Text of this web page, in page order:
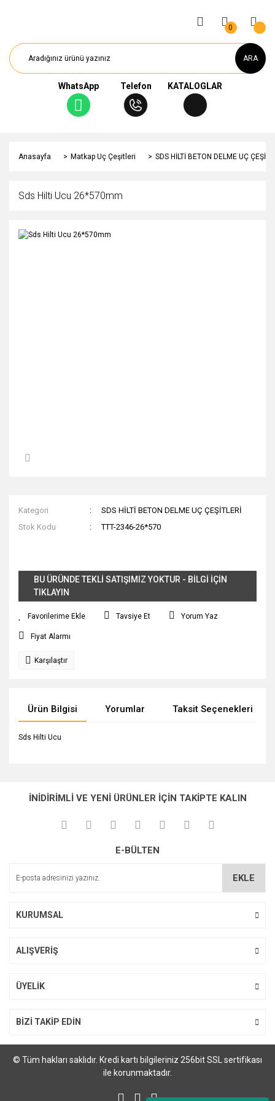
ARA
WhatsApp Telefon KATALOGLAR
0
Anasayfa Matkap Uç Çeşitleri SDS HİLTİ BETON DELME UÇ
Sds Hilti Ucu 26*570mm
Kategori
SDS HİLTİ BETON DELME UÇ ÇEŞİTLERİ
Stok Kodu
TTT-2346-26*570
BU ÜRÜNDE TEKLİ SATIŞIMIZ YOKTUR - BİLGİ İÇİN
TIKLAYIN
Tavsiye Et Yorum Yaz
Fiyat Alarmı
Karşılaştır
Ürün Bilgisi Yorumlar Taksit Seçenekleri
Sds Hilti Ucu
Yorum Yaz
kullanarak tarafımıza iletebilirsiniz.
Görüş ve önerileriniz için teşekkür ederiz.
Ürün açıklamasında eksik bilgiler bulunuyor.
İNİDİRİMLİ VE YENİ ÜRÜNLER İÇİN TAKİPTE KALIN
E-BÜLTEN
EKLE
KURUMSAL
ALIŞVERİŞ
ÜYELİK
BİZİ TAKİP EDİN
© Tüm hakları saklıdır. Kredi kartı bilgileriniz 256bit SSL sertifikası
ile korunmaktadır.